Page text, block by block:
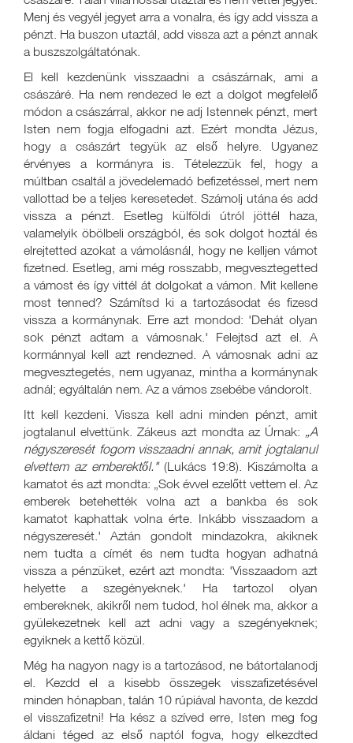
Menj és vegyél jegyet arra a vonalra, és így add vissza a
pénzt. Ha buszon utaztál, add vissza azt a pénzt annak
a buszszolgáltatónak.
El kell kezdenünk visszaadni a császárnak, ami a
császáré. Ha nem rendezed le ezt a dolgot megfelelő
módon a császárral, akkor ne adj Istennek pénzt, mert
Isten nem fogja elfogadni azt. Ezért mondta Jézus,
hogy a császárt tegyük az első helyre. Ugyanez
érvényes a kormányra is. Tételezzük fel, hogy a
múltban csaltál a jövedelemadó befizetéssel, mert nem
vallottad be a teljes keresetedet. Számolj utána és add
vissza a pénzt. Esetleg külföldi útról jöttél haza,
valamelyik öbölbeli országból, és sok dolgot hoztál és
elrejtetted azokat a vámolásnál, hogy ne kelljen vámot
fizetned. Esetleg, ami még rosszabb, megvesztegetted
a vámost és így vittél át dolgokat a vámon. Mit kellene
most tenned? Számítsd ki a tartozásodat és fizesd
vissza a kormánynak. Erre azt mondod: 'Dehát olyan
sok pénzt adtam a vámosnak.' Felejtsd azt el. A
kormánnyal kell azt rendezned. A vámosnak adni az
megvesztegetés, nem ugyanaz, mintha a kormánynak
adnál; egyáltalán nem. Az a vámos zsebébe vándorolt.
Itt kell kezdeni. Vissza kell adni minden pénzt, amit
jogtalanul elvettünk. Zákeus azt mondta az Úrnak: „A
négyszeresét fogom visszaadni annak, amit jogtalanul
elvettem az emberektől." (Lukács 19:8). Kiszámolta a
kamatot és azt mondta: „Sok évvel ezelőtt vettem el. Az
emberek betehették volna azt a bankba és sok
kamatot kaphattak volna érte. Inkább visszaadom a
négyszeresét.' Aztán gondolt mindazokra, akiknek
nem tudta a címét és nem tudta hogyan adhatná
vissza a pénzüket, ezért azt mondta: 'Visszaadom azt
helyette a szegényeknek.' Ha tartozol olyan
embereknek, akikről nem tudod, hol élnek ma, akkor a
gyülekezetnek kell azt adni vagy a szegényeknek;
egyiknek a kettő közül.
Még ha nagyon nagy is a tartozásod, ne bátortalanodj
el. Kezdd el a kisebb összegek visszafizetésével
minden hónapban, talán 10 rúpiával havonta, de kezdd
el visszafizetni! Ha kész a szíved erre, Isten meg fog
áldani téged az első naptól fogva, hogy elkezdted